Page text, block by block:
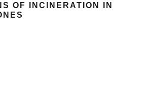
OF INCINERATION IN